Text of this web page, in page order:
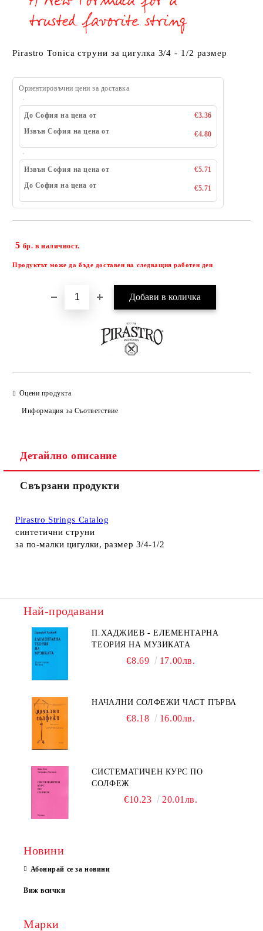
Pirastro Tonica струни за цигулка 3/4 - 1/2 размер
Ориентировъчни цени за доставка
До София на цена от
€3.36
Извън София на цена от
€4.80
Извън София на цена от
€5.71
До София на цена от
€5.71
5 бр. в наличност.
Продуктът може да бъде доставен на следващия работен ден
Оцени продукта
Информация за Съответствие
Детайлно описание
Свързани продукти
Pirastro Strings Catalog
синтетични струни
за по-малки цигулки, размер 3/4-1/2
Най-продавани
П.ХАДЖИЕВ - ЕЛЕМЕНТАРНА
ТЕОРИЯ НА МУЗИКАТА
€8.69 17.00лв.
НАЧАЛНИ СОЛФЕЖИ ЧАСТ ПЪРВА
€8.18 16.00лв.
СИСТЕМАТИЧЕН КУРС ПО
СОЛФЕЖ
€10.23 20.01лв.
Новини
Абонирай се за новини
Виж всички
Марки